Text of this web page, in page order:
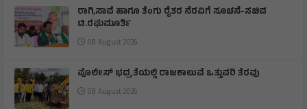
ರಾಗಿ,ಸಾವೆ ಹಾಗೂ ತೆಂಗು ರೈತರ ನೆರವಿಗೆ ಸೂಚನೆ-ಸಚಿವ
ಟಿ.ರಘುಮೂರ್ತಿ
08 August 2026
ಪೊಲೀಸ್ ಭದ್ರತೆಯಲ್ಲಿ ರಾಜಕಾಲುವೆ ಒತ್ತುವರಿ ತೆರವು
08 August 2026